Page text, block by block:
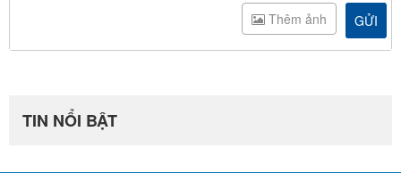
GỬI
Thêm ảnh
TIN NỔI BẬT